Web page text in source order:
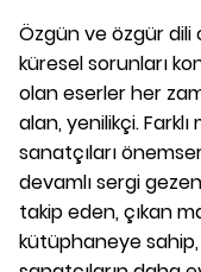
Özgün ve özgür dili
küresel sorunları
olan eserler her
alan, yenilikçi.
sanatçıları
devamlı sergi
takip eden, çıkan
kütüphaneye sahip,